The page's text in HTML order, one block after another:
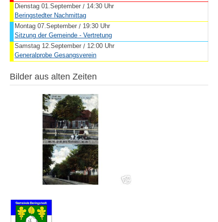
Dienstag 01.September / 14:30 Uhr
Beringstedter Nachmittag
Montag 07.September / 19:30 Uhr
Sitzung der Gemeinde - Vertretung
Samstag 12.September / 12:00 Uhr
Generalprobe Gesangsverein
Bilder aus alten Zeiten